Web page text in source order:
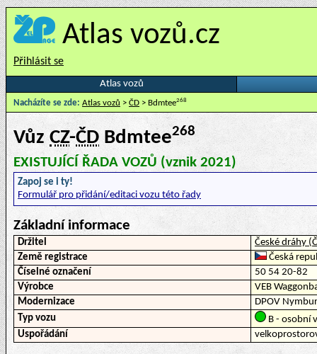
Atlas vozů.cz
Přihlásit se
Atlas vozů
Nacházíte se zde: Atlas vozů > ČD > Bdmtee268
VůzCZ-ČD Bdmtee268
EXISTUJÍCÍ ŘADA VOZŮ (vznik 2021)
Zapoj se i ty!
Formulář pro přidání/editaci vozu této řady
Základní informace
Držitel
České dráhy
Země registrace
Česká
Číselné označení
50 54 20-82
Výrobce
VEB
Modernizace
DPOV
Typ vozu
B - osobní
Uspořádání